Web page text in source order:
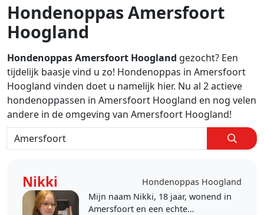
Hondenoppas Amersfoort
Hoogland
Hondenoppas Amersfoort Hoogland gezocht? Een
tijdelijk baasje vind u zo! Hondenoppas in Amersfoort
Hoogland vinden doet u namelijk hier. Nu al 2 actieve
hondenoppassen in Amersfoort Hoogland en nog velen
andere in de omgeving van Amersfoort Hoogland!
Nikki
Hondenoppas Hoogland
Mijn naam Nikki, 18 jaar, wonend in
Amersfoort en een echte